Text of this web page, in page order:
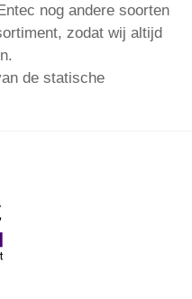
nog andere soorten
zodat wij altijd
de statische